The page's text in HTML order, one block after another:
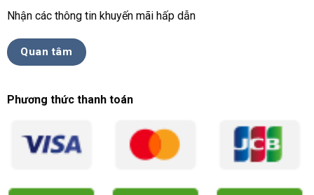
Nhận các thông tin khuyến mãi hấp dẫn
Quan tâm
Phương thức thanh toán